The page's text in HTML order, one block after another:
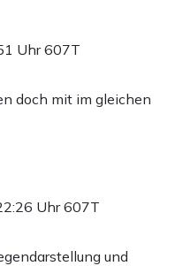
Uhr607T
doch mit im gleichen
Uhr607T
und